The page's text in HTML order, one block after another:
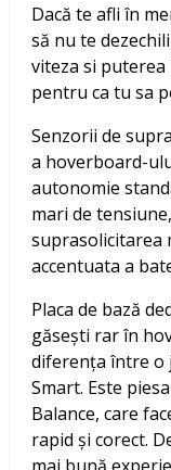
Dacă te afli în
să nu te
viteza si
pentru ca tu sa
Senzorii de
a hoverboard-
autonomie
mari de
suprasolicitarea
accentuata a
Placa de bază
găsești rar în
diferența între o
Smart. Este
Balance, care
rapid și corect.